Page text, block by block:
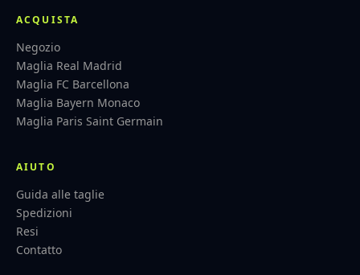
ACQUISTA
Negozio
Maglia Real Madrid
Maglia FC Barcellona
Maglia Bayern Monaco
Maglia Paris Saint Germain
AIUTO
Guida alle taglie
Spedizioni
Resi
Contatto